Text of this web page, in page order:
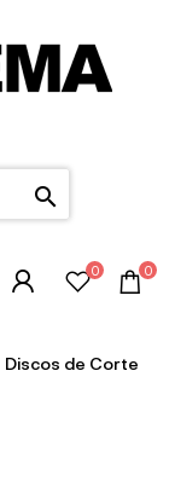
search
0 0
Discos de Corte